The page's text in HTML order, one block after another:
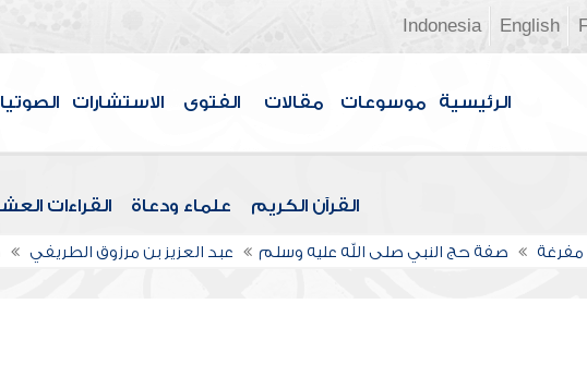
English
Indonesia
الرئيسية موسوعات مقالات الفتوى الاستشارات
القرآن الكريم علماء ودعاة القراءات
صفة حج النبي صلى الله عليه وسلم عبد العزيز بن مرزوق الطريفي